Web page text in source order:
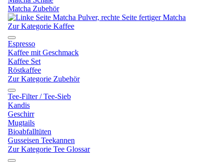
Matcha Zubehör
Zur Kategorie Kaffee
Espresso
Kaffee mit Geschmack
Kaffee Set
Röstkaffee
Zur Kategorie Zubehör
Tee-Filter / Tee-Sieb
Kandis
Geschirr
Mugtails
Bioabfalltüten
Gusseisen Teekannen
Zur Kategorie Tee Glossar